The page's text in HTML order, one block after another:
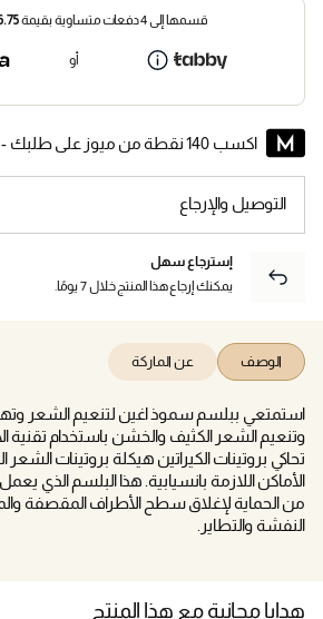
قسمها إلى 4 دفعات متساوية بقيمة
أو
اكسب 140 نقطة من ميوز على طلبك -
التوصيل والإرجاع
إسترجاع سهل
يمكنك إرجاع هذا المنتج خلال 7 يومًا.
الوصف عن الماركة
استمتعي ببلسم سموذ اغين لتنعيم الشعر
وتنعيم الشعر الكثيف والخشن باستخدام تقنية
تحاكي بروتينات الكيراتين هيكلة بروتينات
الأماكن اللازمة بانسيابية. هذا البلسم الذي
من الحماية لإغلاق سطح الأطراف المقصفة
النفشة والتطاير.
هدايا مجانية مع هذا المنتج